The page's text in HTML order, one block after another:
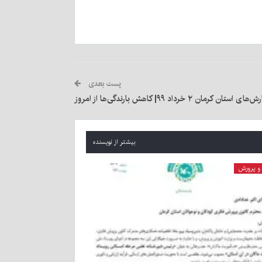
پست بعدی
کرمان ۲ خرداد ۹۹| کاهش بارندگی‌ها از امروز
بیشتر از نویسنده
پرورش